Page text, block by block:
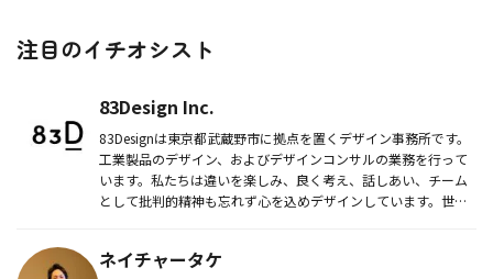
注目のイチオシスト
83Design Inc.
83Designは東京都武蔵野市に拠点を置くデザイン事務所です。
工業製品のデザイン、およびデザインコンサルの業務を行って
います。私たちは違いを楽しみ、良く考え、話しあい、チーム
として批判的精神も忘れず心を込めデザインしています。世の
ネイチャータケ